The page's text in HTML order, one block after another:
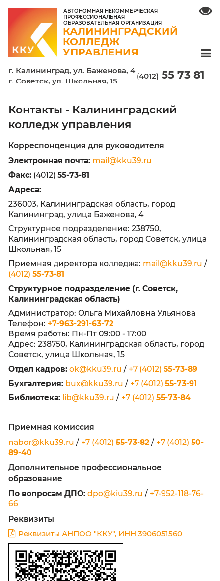
АВТОНОМНАЯ НЕКОММЕРЧЕСКАЯ
ПРОФЕССИОНАЛЬНАЯ
ОБРАЗОВАТЕЛЬНАЯ ОРГАНИЗАЦИЯ
КАЛИНИНГРАДСКИЙ
КОЛЛЕДЖ
г. Калининград, ул. Баженова, 4
Контакты - Калининградский
колледж управления
Корреспонденция для руководителя
Электронная почта:
Факс:(4012)55-73-81
Адреса:
236003, Калининградская область, город
Калининград, улица Баженова, 4
Структурное подразделение: 238750,
Калининградская область, город Советск,
Школьная, 15
Приемная директора колледжа:
(4012)55-73-81
Структурное подразделение (г. Советск,
Калининградская область)
Администратор: Ольга Михайловна
Телефон:+7-963-291-63-72
Время работы: Пн-Пт 09:00 - 17:00
Советск, улица Школьная, 15
Отдел кадров: ok@kku39.ru/+7 (4012)55-
Бухгалтерия:
Библиотека: lib@kku39.ru/+7 (4012)
Приемная комиссия
nabor@kku39.ru
89-40
Дополнительное профессиональное
образование